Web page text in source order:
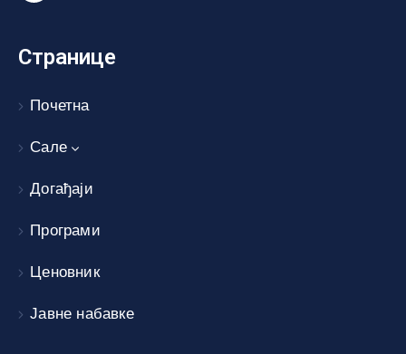
Странице
Почетна
Сале
Догађаји
Програми
Ценовник
Јавне набавке